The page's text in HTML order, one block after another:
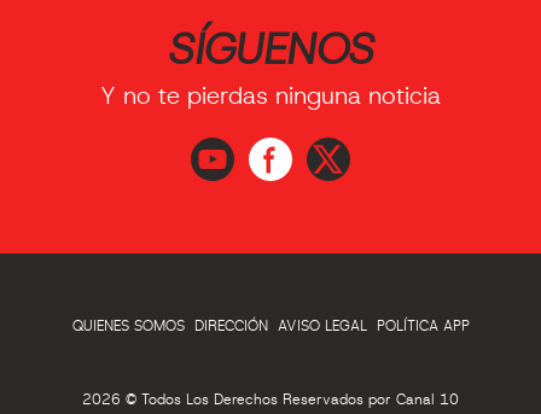
SÍGUENOS
Y no te pierdas ninguna noticia
QUIENES SOMOS DIRECCIÓN AVISO LEGAL POLÍTICA APP
2026 © Todos Los Derechos Reservados por Canal 10